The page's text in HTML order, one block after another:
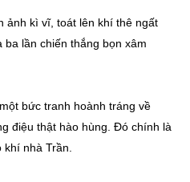
ảnh kì vĩ, toát lên khí thê ngất
lần chiến thắng bọn xâm
bức tranh hoành tráng về
điệu thật hào hùng. Đó chính là
nhà Trần.